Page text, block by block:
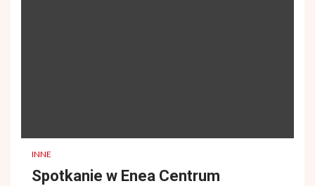
INNE
Spotkanie w Enea Centrum